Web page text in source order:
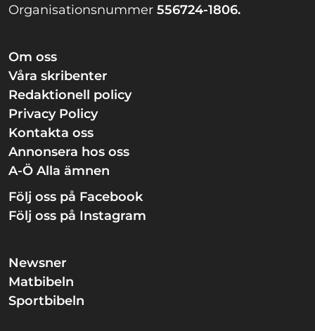
Organisationsnummer 556724-1806.
Om oss
Våra skribenter
Redaktionell policy
Privacy Policy
Kontakta oss
Annonsera hos oss
A-Ö Alla ämnen
Följ oss på Facebook
Följ oss på Instagram
Newsner
Matbibeln
Sportbibeln